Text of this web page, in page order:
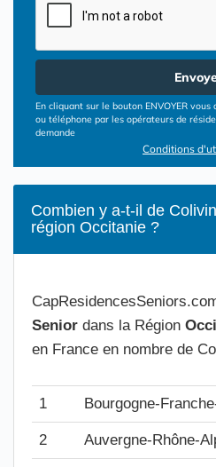
En cliquant sur le bouton ENVOYER
ou téléphone par les opérateurs de
demande
Conditions
Combien y a-t-il de
région Occitanie ?
Senior dans la Région
en France en nombre de
1 Bourgogne-
2 Auvergne-Rhône-